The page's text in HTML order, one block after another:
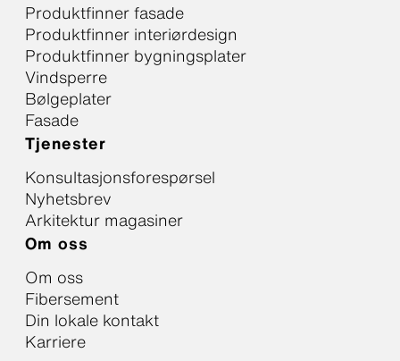
Produktfinner fasade
Produktfinner interiørdesign
Produktfinner bygningsplater
Vindsperre
Bølgeplater
Fasade
Tjenester
Konsultasjonsforespørsel
Nyhetsbrev
Arkitektur magasiner
Om oss
Om oss
Fibersement
Din lokale kontakt
Karriere